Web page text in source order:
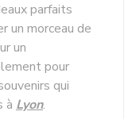
parfaits
un morceau de
un
pour
qui
à Lyon.